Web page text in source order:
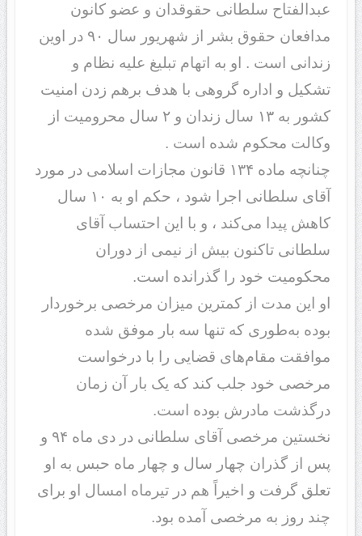
عبدالفتاح سلطانی حقوقدان و عضو کانون
مدافعان حقوق‌ بشر از شهریور سال ۹۰ در اوین
زندانی است . او به اتهام تبلیغ علیه نظام و
تشکیل و اداره گروهی با هدف برهم زدن امنیت
کشور به ۱۳ سال زندان و ۲ سال محرومیت از
وکالت محکوم شده است .
چنانچه ماده ۱۳۴ قانون مجازات اسلامی در مورد
آقای سلطانی اجرا شود ، حکم او به ۱۰ سال
کاهش پیدا می‌کند ، و با این احتساب آقای
سلطانی تاکنون بیش از نیمی از دوران
محکومیت خود را گذرانده است.
او این مدت از کمترین میزان مرخصی برخوردار
بوده به‌طوری که تنها سه بار موفق شده
موافقت مقام‌های قضایی را با درخواست
مرخصی خود جلب کند که یک بار آن زمان
درگذشت مادرش بوده است.
نخستین مرخصی آقای سلطانی در دی ماه ۹۴ و
پس از گذران چهار سال و چهار ماه حبس به او
تعلق گرفت و اخیراً هم در تیرماه امسال او برای
چند روز به مرخصی آمده بود.